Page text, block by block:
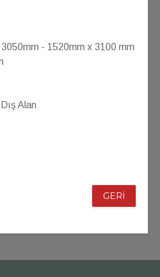
- 1520mm x 3100 mm
Alan
GERİ